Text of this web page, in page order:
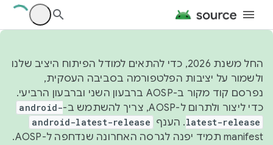
החל משנת 2026, כדי להתאים למודל הפיתוח היציב שלנו
ולשמור על יציבות הפלטפורמה בסביבה העסקית,
נפרסם קוד מקור ב-AOSP ברבעון השני וברבעון הרביעי.
כדי ליצור ולתרום ל-AOSP, צריך להשתמש ב-
android-
latest-release. הענף android-latest-release
manifest תמיד יפנה לגרסה האחרונה שנדחפה ל-AOSP.